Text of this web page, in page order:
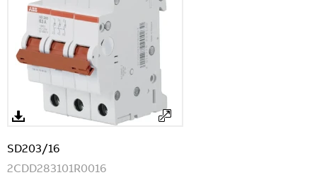
SD203/16
2CDD283101R0016